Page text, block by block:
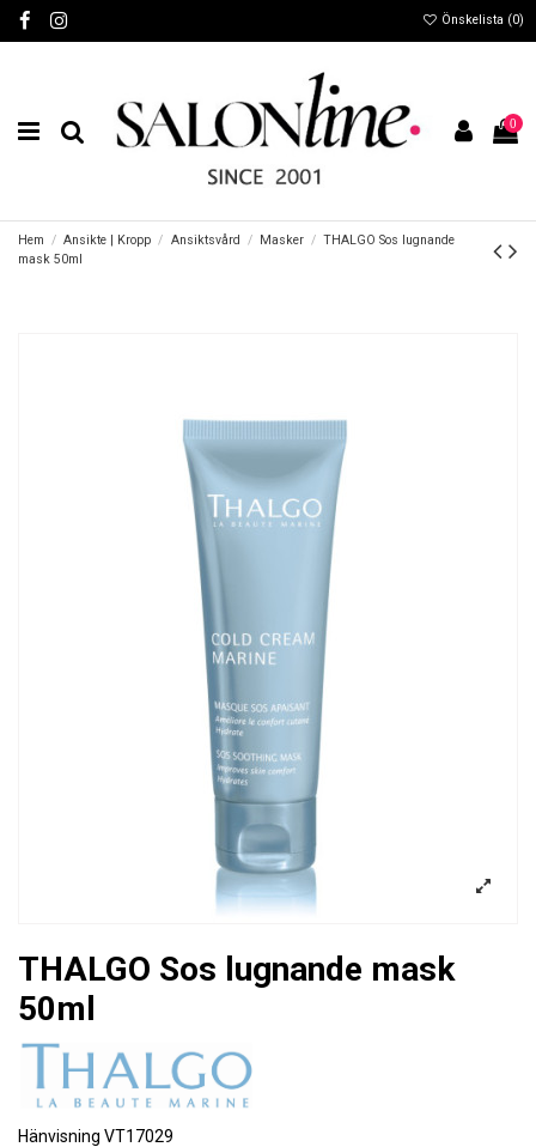
Önskelista (0)
0
Hem Ansikte | Kropp Ansiktsvård Masker
THALGO Sos lugnande
mask 50ml
THALGO Sos lugnande mask
50ml
Hänvisning VT17029